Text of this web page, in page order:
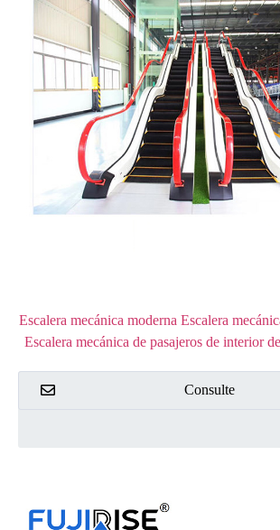
Escalera mecánica moderna Escalera
Escalera mecánica de pasajeros de interior
Consulte